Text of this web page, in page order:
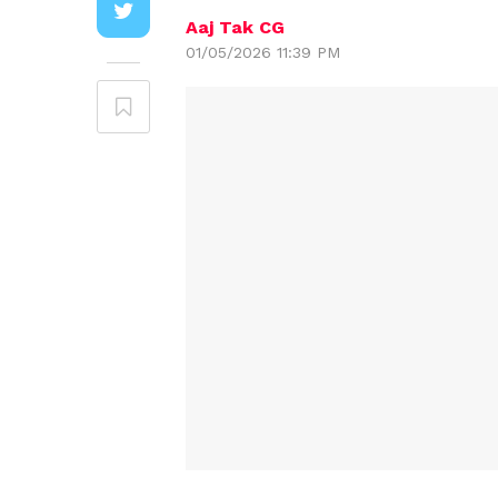
Aaj Tak CG
01/05/2026 11:39 PM